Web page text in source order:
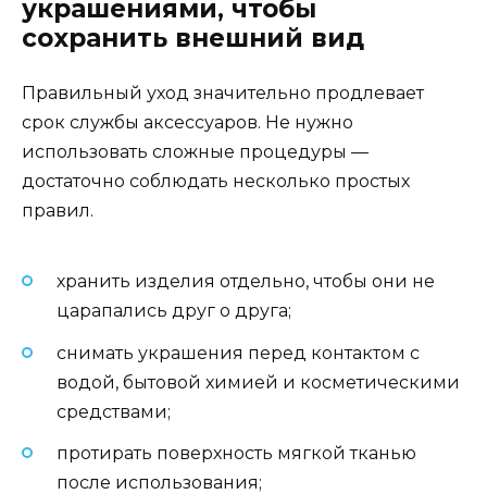
украшениями, чтобы
сохранить внешний вид
Правильный уход значительно продлевает
срок службы аксессуаров. Не нужно
использовать сложные процедуры —
достаточно соблюдать несколько простых
правил.
хранить изделия отдельно, чтобы они не
царапались друг о друга;
снимать украшения перед контактом с
водой, бытовой химией и косметическими
средствами;
протирать поверхность мягкой тканью
после использования;